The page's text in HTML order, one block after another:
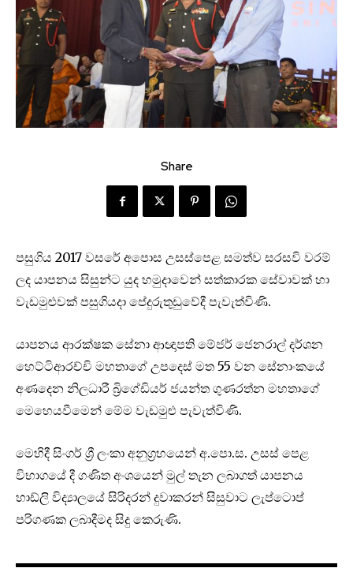
Share
පසුගිය 2017 වසරේ අපොස උසස්පෙළ සමත්ව සරසවි වරම්
ලද යාපනය සිසුන්ට යුද හමුදාවෙන් සත්කාරක සේවාවක් හා
වැඩමුළුවක් පසුගියදා පේදුරුතුඩුවේදී පැවැත්විණි.
යාපනය ආරක්ෂක සේනා ආඥාපති මේජර් ජෙනරාල් දර්ශන
හෙට්ටිආරච්චි මහතාගේ උපදෙස් මත 55 වන සේනාංකයේ
අණදෙන නිලධාරී බ්‍රිගේඩියර් ජයන්ත ගුණරත්න මහතාගේ
මෙහෙයවීමෙන් මේම වැඩමුළු පැවැත්විණි.
මෙහිදී සිංගර් ශ්‍රී ලංකා අනුග්‍රහයෙන් අ.පො.ස. උසස් පෙළ
විභාගයේ දී ගණිත අංශයෙන් මුල් තැන ලබාගත් යාපනය
හාඩ්ලි විද්‍යාලයේ සිරිදරන් දුවාකරන් සිසුවාට ලැප්ටොප්
පරිගණක ලබාදීමද සිදු කෙරුණි.